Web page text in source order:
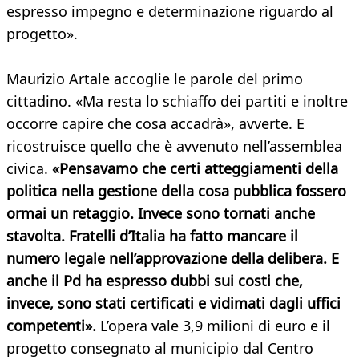
espresso impegno e determinazione riguardo al
progetto».
Maurizio Artale accoglie le parole del primo
cittadino. «Ma resta lo schiaffo dei partiti e inoltre
occorre capire che cosa accadrà», avverte. E
ricostruisce quello che è avvenuto nell’assemblea
civica. «Pensavamo che certi atteggiamenti della
politica nella gestione della cosa pubblica fossero
ormai un retaggio. Invece sono tornati anche
stavolta. Fratelli d’Italia ha fatto mancare il
numero legale nell’approvazione della delibera. E
anche il Pd ha espresso dubbi sui costi che,
invece, sono stati certificati e vidimati dagli uffici
competenti». L’opera vale 3,9 milioni di euro e il
progetto consegnato al municipio dal Centro